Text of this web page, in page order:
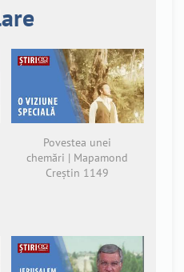
Povestea unei
chemări | Mapamond
Creștin 1149